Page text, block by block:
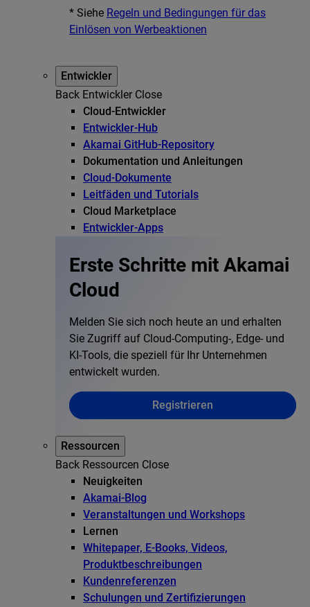
* Siehe Regeln und Bedingungen für das
Einlösen von Werbeaktionen
Entwickler
Back Entwickler Close
Cloud-Entwickler
Entwickler-Hub
Akamai GitHub-Repository
Dokumentation und Anleitungen
Cloud-Dokumente
Leitfäden und Tutorials
Cloud Marketplace
Entwickler-Apps
Erste Schritte mit Akamai
Cloud
Melden Sie sich noch heute an und erhalten
Sie Zugriff auf Cloud-Computing-, Edge- und
KI-Tools, die speziell für Ihr Unternehmen
entwickelt wurden.
Registrieren
Ressourcen
Back Ressourcen Close
Neuigkeiten
Akamai-Blog
Veranstaltungen und Workshops
Lernen
Whitepaper, E-Books, Videos,
Produktbeschreibungen
Kundenreferenzen
Schulungen und Zertifizierungen